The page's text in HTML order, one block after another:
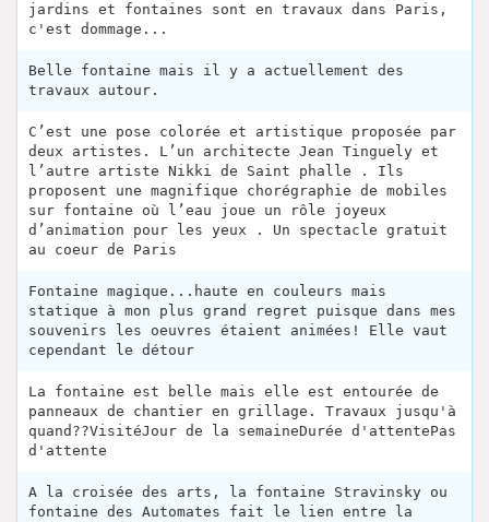
jardins et fontaines sont en travaux dans Paris,
c'est dommage...
Belle fontaine mais il y a actuellement des
travaux autour.
C’est une pose colorée et artistique proposée par
deux artistes. L’un architecte Jean Tinguely et
l’autre artiste Nikki de Saint phalle . Ils
proposent une magnifique chorégraphie de mobiles
sur fontaine où l’eau joue un rôle joyeux
d’animation pour les yeux . Un spectacle gratuit
au coeur de Paris
Fontaine magique...haute en couleurs mais
statique à mon plus grand regret puisque dans mes
souvenirs les oeuvres étaient animées! Elle vaut
cependant le détour
La fontaine est belle mais elle est entourée de
panneaux de chantier en grillage. Travaux jusqu'à
quand??VisitéJour de la semaineDurée d'attentePas
d'attente
A la croisée des arts, la fontaine Stravinsky ou
fontaine des Automates fait le lien entre la